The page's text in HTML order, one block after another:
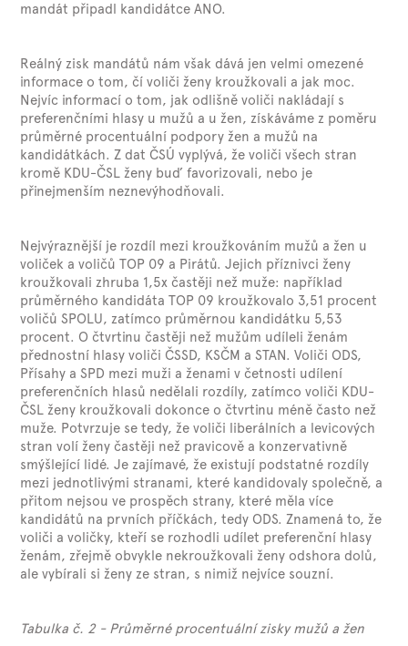
mandát připadl kandidátce ANO.
Reálný zisk mandátů nám však dává jen velmi omezené
informace o tom, čí voliči ženy kroužkovali a jak moc.
Nejvíc informací o tom, jak odlišně voliči nakládají s
preferenčními hlasy u mužů a u žen, získáváme z poměru
průměrné procentuální podpory žen a mužů na
kandidátkách. Z dat ČSÚ vyplývá, že voliči všech stran
kromě KDU-ČSL ženy buď favorizovali, nebo je
přinejmenším neznevýhodňovali.
Nejvýraznější je rozdíl mezi kroužkováním mužů a žen u
voliček a voličů TOP 09 a Pirátů. Jejich příznivci ženy
kroužkovali zhruba 1,5x častěji než muže: například
průměrného kandidáta TOP 09 kroužkovalo 3,51 procent
voličů SPOLU, zatímco průměrnou kandidátku 5,53
procent. O čtvrtinu častěji než mužům udíleli ženám
přednostní hlasy voliči ČSSD, KSČM a STAN. Voliči ODS,
Přísahy a SPD mezi muži a ženami v četnosti udílení
preferenčních hlasů nedělali rozdíly, zatímco voliči KDU-
ČSL ženy kroužkovali dokonce o čtvrtinu méně často než
muže. Potvrzuje se tedy, že voliči liberálních a levicových
stran volí ženy častěji než pravicově a konzervativně
smýšlející lidé. Je zajímavé, že existují podstatné rozdíly
mezi jednotlivými stranami, které kandidovaly společně, a
přitom nejsou ve prospěch strany, které měla více
kandidátů na prvních příčkách, tedy ODS. Znamená to, že
voliči a voličky, kteří se rozhodli udílet preferenční hlasy
ženám, zřejmě obvykle nekroužkovali ženy odshora dolů,
ale vybírali si ženy ze stran, s nimiž nejvíce souzní.
Tabulka č. 2 - Průměrné procentuální zisky mužů a žen